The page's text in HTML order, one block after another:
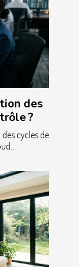
des
?
cycles de